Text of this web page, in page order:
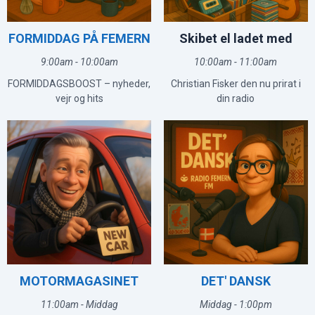
FORMIDDAG PÅ FEMERN
9:00am - 10:00am
FORMIDDAGSBOOST – nyheder,
vejr og hits
Skibet el ladet med
10:00am - 11:00am
Christian Fisker den nu prirat i
din radio
MOTORMAGASINET
11:00am - Middag
DET' DANSK
Middag - 1:00pm